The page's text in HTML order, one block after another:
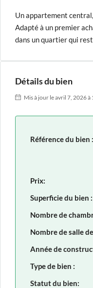
Un appartement
Adapté à un premier
dans un quartier qui
Détails du bien
Mis à jour le avril 7, 2026 à
Référence du bien :
Prix:
Superficie du bien :
Nombre de
Année de
Type de bien :
Statut du bien: